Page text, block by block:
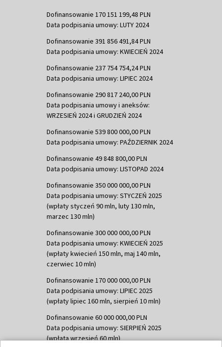
Dofinansowanie 170 151 199,48 PLN
Data podpisania umowy: LUTY 2024
Dofinansowanie 391 856 491,84 PLN
Data podpisania umowy: KWIECIEŃ 2024
Dofinansowanie 237 754 754,24 PLN
Data podpisania umowy: LIPIEC 2024
Dofinansowanie 290 817 240,00 PLN
Data podpisania umowy i aneksów:
WRZESIEŃ 2024 i GRUDZIEŃ 2024
Dofinansowanie 539 800 000,00 PLN
Data podpisania umowy: PAŹDZIERNIK 2024
Dofinansowanie 49 848 800,00 PLN
Data podpisania umowy: LISTOPAD 2024
Dofinansowanie 350 000 000,00 PLN
Data podpisania umowy: STYCZEŃ 2025
(wpłaty styczeń 90 mln, luty 130 mln,
marzec 130 mln)
Dofinansowanie 300 000 000,00 PLN
Data podpisania umowy: KWIECIEŃ 2025
(wpłaty kwiecień 150 mln, maj 140 mln,
czerwiec 10 mln)
Dofinansowanie 170 000 000,00 PLN
Data podpisania umowy: LIPIEC 2025
(wpłaty lipiec 160 mln, sierpień 10 mln)
Dofinansowanie 60 000 000,00 PLN
Data podpisania umowy: SIERPIEŃ 2025
(wpłata wrzesień 60 mln)